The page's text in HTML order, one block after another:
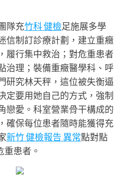
隊充竹科 健檢足施展多學
信制訂診療計劃，建立重癥
履行集中救治；對危重患者
治理；裝備重癥醫學科、呼
研究林天秤，這位被失衡逼
定要用她自己的方式，強制
戀愛。科室營業骨干構成的
確保每位患者隨時能獲得充
新竹 健檢報告 異常點對點
重患者。